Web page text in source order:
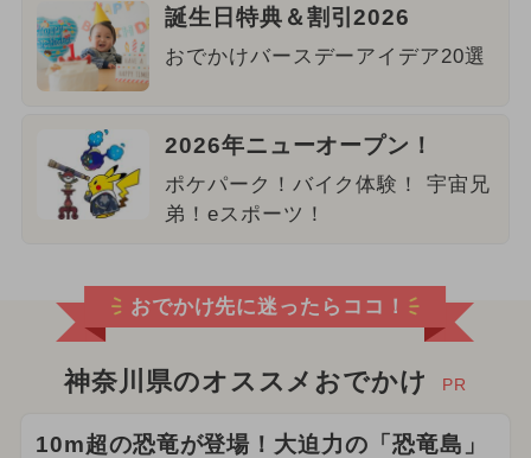
誕生日特典＆割引2026
おでかけバースデーアイデア20選
2026年ニューオープン！
ポケパーク！バイク体験！ 宇宙兄
弟！eスポーツ！
おでかけ先に迷ったらココ！
神奈川県のオススメおでかけ PR
10m超の恐竜が登場！大迫力の「恐竜島」